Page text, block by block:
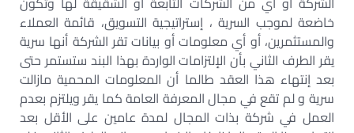
خاضعة لموجب السرية ، إستراتيجية التسويق، قائمة العملاء
والمستثمرين، أو أي معلومات أو بيانات تقر الشركة أنها سرية
يقر الطرف الثاني بأن الإلتزامات الواردة بهذا البند ستستمر حتى
بعد إنتهاء هذا العقد طالما أن المعلومات المحمية مازالت
سرية و لم تقع في مجال المعرفة العامة كما يقر ويلتزم بعدم
العمل في شركة بذات المجال لمدة عامين على الأقل بعد